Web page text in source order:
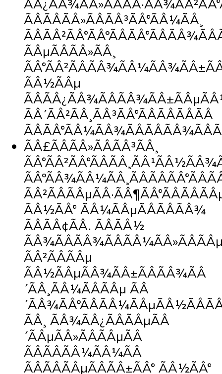
ÃÂÃÂÃÂ»ÃÂÃÂ³ÃÂ°ÃÂ¼ÃÂ¸
ÃÂµÃÂÃÂ»ÃÂ¸
ÃÂ½ÃÂµ
ÃÂ´ÃÂ²ÃÂ¸ÃÂ³ÃÂ°ÃÂÃÂÃÂÃÂ
ÃÂ£ÃÂÃÂ»ÃÂÃÂ³ÃÂ¸
ÃÂ½ÃÂ° ÃÂ¼ÃÂµÃÂÃÂÃÂ¾
ÃÂÃÂ¢ÃÂ. ÃÂÃÂ½
ÃÂ²ÃÂÃÂµ
ÃÂ½ÃÂµÃÂ¾ÃÂ±ÃÂÃÂ¾ÃÂ
´ÃÂ¸ÃÂ¼ÃÂÃÂµ ÃÂ
ÃÂ¸ ÃÂ¾ÃÂ¿ÃÂÃÂµÃÂ
´ÃÂµÃÂ»ÃÂÃÂµÃÂ
ÃÂÃÂÃÂ¼ÃÂ¼ÃÂ
ÃÂÃÂÃÂµÃÂÃÂ±ÃÂ° ÃÂ½ÃÂ°